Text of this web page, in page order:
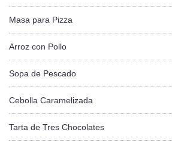
Masa para Pizza
Arroz con Pollo
Sopa de Pescado
Cebolla Caramelizada
Tarta de Tres Chocolates